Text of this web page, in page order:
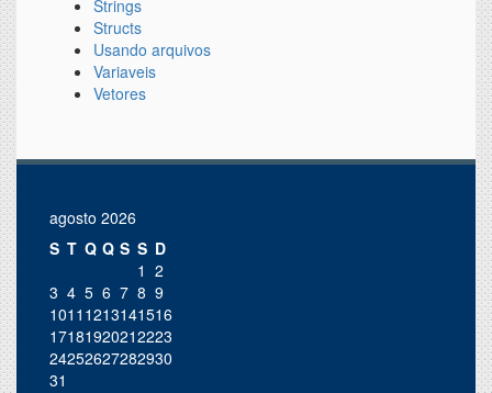
Strings
Structs
Usando arquivos
Variaveis
Vetores
agosto 2026
S T Q Q S S D
1 2
3 4 5 6 7 8 9
1011 1213141516
17181920212223
24252627282930
31